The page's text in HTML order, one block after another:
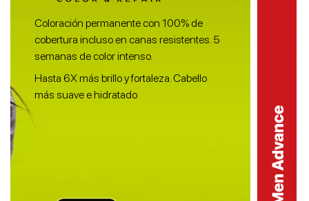
Coloración permanente con 100% de
cobertura incluso en canas resistentes. 5
semanas de color intenso.
Hasta 6X más brillo y fortaleza. Cabello
más suave e hidratado.